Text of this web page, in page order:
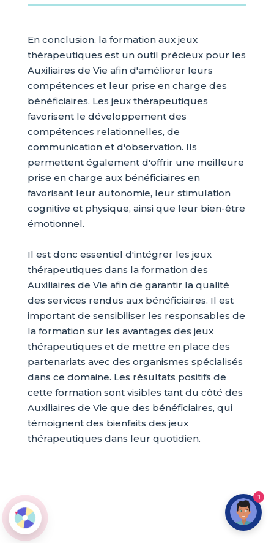
En conclusion, la formation aux jeux
thérapeutiques est un outil précieux pour les
Auxiliaires de Vie afin d'améliorer leurs
compétences et leur prise en charge des
bénéficiaires. Les jeux thérapeutiques
favorisent le développement des
compétences relationnelles, de
communication et d'observation. Ils
permettent également d'offrir une meilleure
prise en charge aux bénéficiaires en
favorisant leur autonomie, leur stimulation
cognitive et physique, ainsi que leur bien-être
émotionnel.
Il est donc essentiel d'intégrer les jeux
thérapeutiques dans la formation des
Auxiliaires de Vie afin de garantir la qualité
des services rendus aux bénéficiaires. Il est
important de sensibiliser les responsables de
la formation sur les avantages des jeux
thérapeutiques et de mettre en place des
partenariats avec des organismes spécialisés
dans ce domaine. Les résultats positifs de
cette formation sont visibles tant du côté des
Auxiliaires de Vie que des bénéficiaires, qui
témoignent des bienfaits des jeux
thérapeutiques dans leur quotidien.
1